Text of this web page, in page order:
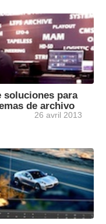
soluciones para
de archivo
26 avril 2013